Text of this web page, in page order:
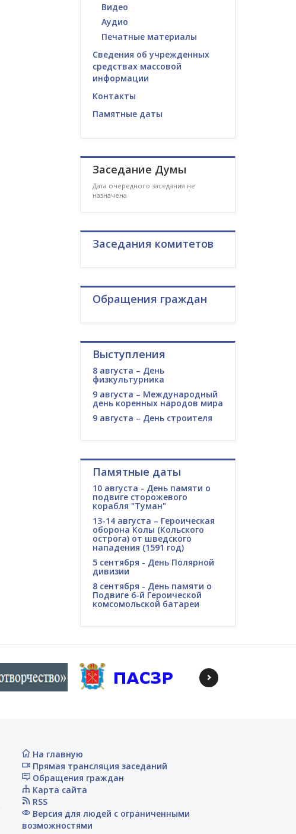
Видео
Аудио
Печатные материалы
Сведения об учрежденных
средствах массовой
информации
Контакты
Памятные даты
Заседание Думы
Дата очередного заседания не
назначена
Заседания комитетов
Обращения граждан
Выступления
8 августа – День
физкультурника
9 августа – Международный
день коренных народов мира
9 августа – День строителя
Памятные даты
10 августа - День памяти о
подвиге сторожевого
корабля "Туман"
13-14 августа – Героическая
оборона Колы (Кольского
острога) от шведского
нападения (1591 год)
5 сентября - День Полярной
дивизии
8 сентября - День памяти о
Подвиге 6-й Героической
комсомольской батареи
На главную
Прямая трансляция заседаний
Обращения граждан
Карта сайта
RSS
Версия для людей с ограниченными
возможностями